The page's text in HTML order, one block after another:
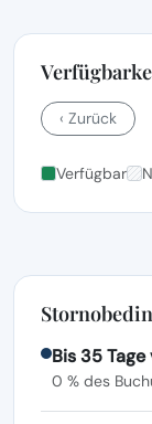
‹ Zurück
Verfügbar
Bis 35
0 % des